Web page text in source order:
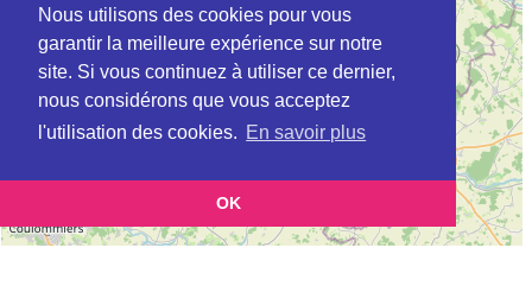
Nous utilisons des cookies pour vous
garantir la meilleure expérience sur notre
site. Si vous continuez à utiliser ce dernier,
nous considérons que vous acceptez
l'utilisation des cookies. En savoir plus
OK